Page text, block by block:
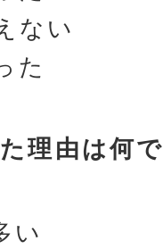
ない
た
理由は何
い